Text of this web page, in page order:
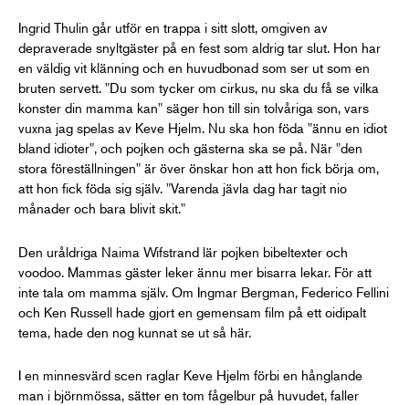
Ingrid Thulin går utför en trappa i sitt slott, omgiven av
depraverade snyltgäster på en fest som aldrig tar slut. Hon har
en väldig vit klänning och en huvudbonad som ser ut som en
bruten servett. "Du som tycker om cirkus, nu ska du få se vilka
konster din mamma kan" säger hon till sin tolvåriga son, vars
vuxna jag spelas av Keve Hjelm. Nu ska hon föda "ännu en idiot
bland idioter", och pojken och gästerna ska se på. När "den
stora föreställningen" är över önskar hon att hon fick börja om,
att hon fick föda sig själv. "Varenda jävla dag har tagit nio
månader och bara blivit skit."
Den uråldriga Naima Wifstrand lär pojken bibeltexter och
voodoo. Mammas gäster leker ännu mer bisarra lekar. För att
inte tala om mamma själv. Om Ingmar Bergman, Federico Fellini
och Ken Russell hade gjort en gemensam film på ett oidipalt
tema, hade den nog kunnat se ut så här.
I en minnesvärd scen raglar Keve Hjelm förbi en hånglande
man i björnmössa, sätter en tom fågelbur på huvudet, faller